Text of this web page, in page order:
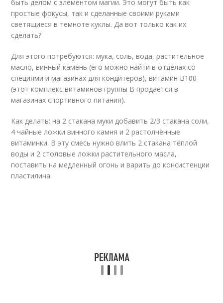
быть делом с элементом магии. Это могут быть как
простые фокусы, так и сделанные своими руками
светящиеся в темноте куклы. Да вот только как их
сделать?
Для этого потребуются: мука, соль, вода, растительное
масло, винный камень (его можно найти в отделах со
специями и магазинах для кондитеров), витамин В100
(этот комплекс витаминов группы В продаётся в
магазинах спортивного питания).
Как делать: на 2 стакана муки добавить 2/3 стакана соли,
4 чайные ложки винного камня и 2 растолчённые
витаминки. В эту смесь нужно влить 2 стакана тёплой
воды и 2 столовые ложки растительного масла,
поставить на медленный огонь и варить до консистенции
пластилина.